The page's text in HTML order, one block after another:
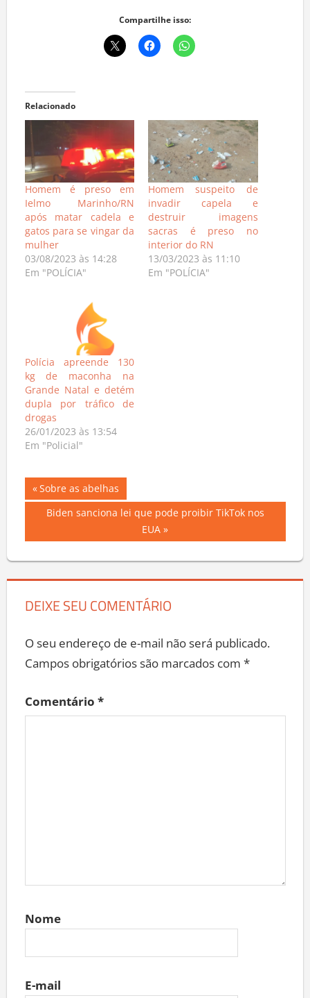
Compartilhe isso:
Relacionado
Homem é preso em
Ielmo Marinho/RN
após matar cadela e
gatos para se vingar da
mulher
03/08/2023 às 14:28
Em "POLÍCIA"
Homem suspeito de
invadir capela e
destruir imagens
sacras é preso no
interior do RN
13/03/2023 às 11:10
Em "POLÍCIA"
Polícia apreende 130
kg de maconha na
Grande Natal e detém
dupla por tráfico de
drogas
26/01/2023 às 13:54
Em "Policial"
Navegação
de
Post
Previous
Post:
Sobre as abelhas
Next
Biden sanciona lei que pode proibir TikTok nos
EUA
DEIXE SEU COMENTÁRIO
O seu endereço de e-mail não será publicado.
Campos obrigatórios são marcados com *
Comentário *
Nome
E-mail